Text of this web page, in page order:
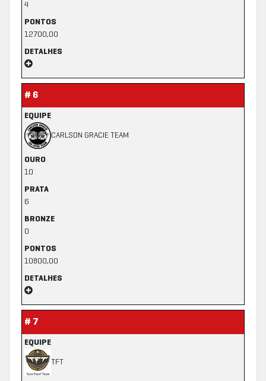
4
PONTOS
12700,00
DETALHES
# 6
EQUIPE
CARLSON GRACIE TEAM
OURO
10
PRATA
6
BRONZE
0
PONTOS
10800,00
DETALHES
# 7
EQUIPE
TFT